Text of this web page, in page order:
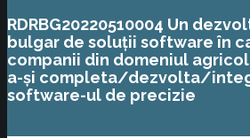
RDRBG20220510004 Un
bulgar de soluții software în
companii din domeniul
a-și completa/dezvolta/
software-ul de precizie